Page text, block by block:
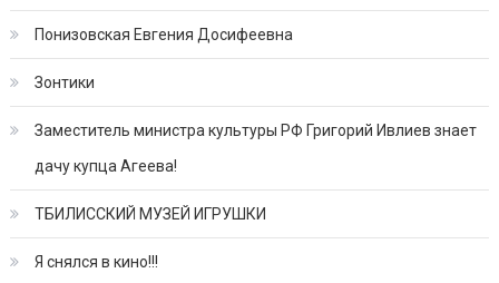
Понизовская Евгения Досифеевна
Зонтики
Заместитель министра культуры РФ Григорий Ивлиев знает
дачу купца Агеева!
ТБИЛИССКИЙ МУЗЕЙ ИГРУШКИ
Я снялся в кино!!!